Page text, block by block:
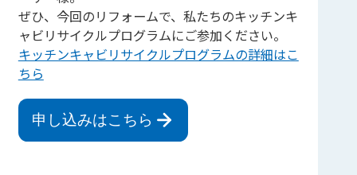
ぜひ、今回のリフォームで、私たちのキッチンキ
ャビリサイクルプログラムにご参加ください。
キッチンキャビリサイクルプログラムの詳細はこ
ちら
申し込みはこちら